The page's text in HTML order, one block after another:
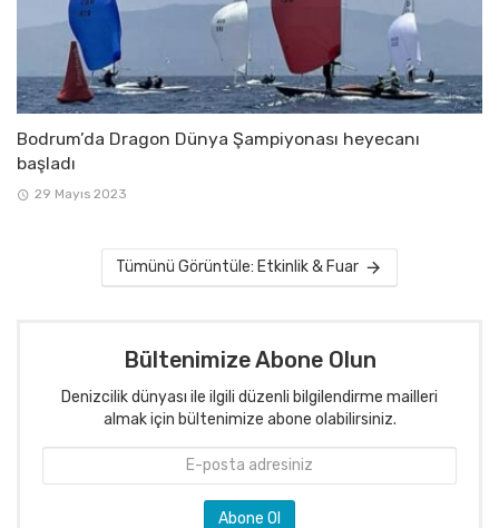
Bodrum’da Dragon Dünya Şampiyonası heyecanı
başladı
29 Mayıs 2023
Tümünü Görüntüle: Etkinlik & Fuar
Bültenimize Abone Olun
Denizcilik dünyası ile ilgili düzenli bilgilendirme mailleri
almak için bültenimize abone olabilirsiniz.